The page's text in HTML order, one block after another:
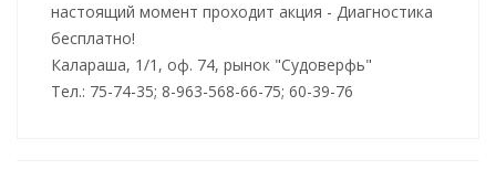
настоящий момент проходит акция - Диагностика
бесплатно!
Калараша, 1/1, оф. 74, рынок "Судоверфь"
Тел.: 75-74-35; 8-963-568-66-75; 60-39-76